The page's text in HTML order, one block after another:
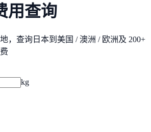
用查询
，查询日本到美国 / 澳洲 / 欧洲及 200+
kg